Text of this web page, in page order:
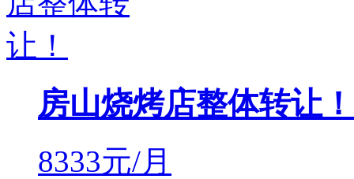
房山烧烤店整体转让！
8333元/月